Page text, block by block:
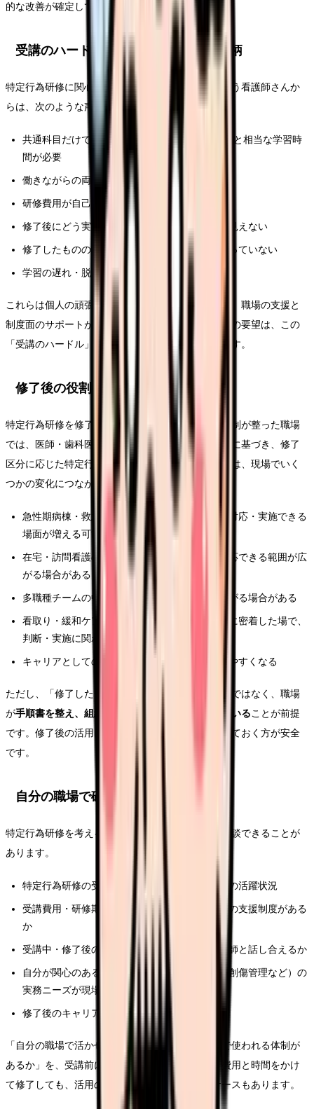
的な改善が確定しているわけではありません。
受講のハードルとして現場で挙がる事柄
特定行為研修に関心はあっても踏み切れない、という看護師さんか
らは、次のような声がよく挙がります。
共通科目だけで250時間程度、区分別もあわせると相当な学習時
間が必要
働きながらの両立が体力的・精神的に厳しい
研修費用が自己負担になる場合の経済的負担
修了後にどう実務に活かせるか、職場の構想が見えない
修了したものの、組織内で活用ポジションが整っていない
学習の遅れ・脱落への不安
これらは個人の頑張りだけで乗り越える話ではなく、職場の支援と
制度面のサポートが必要な領域です。日本看護協会の要望は、この
「受講のハードル」を組織的に下げる方向の動きです。
修了後の役割と、キャリアへの影響
特定行為研修を修了した看護師は、手順書と組織体制が整った職場
では、医師・歯科医師があらかじめ作成した手順書に基づき、修了
区分に応じた特定行為を担う場合があります。これは、現場でいく
つかの変化につながる場合があります。
急性期病棟・救急・ICU で、手順書の範囲内で対応・実施できる
場面が増える可能性がある
在宅・訪問看護の場面で、手順書に基づいて対応できる範囲が広
がる場合がある
多職種チームの中で、看護師が担える役割が広がる場合がある
看取り・緩和ケアなど、患者さん・家族の生活に密着した場で、
判断・実施に関わる場面が増える可能性がある
キャリアとしての専門性が、形として認められやすくなる
ただし、「修了したら自動的に役割が増える」わけではなく、職場
が手順書を整え、組織として活用する体制を持っている ことが前提
です。修了後の活用は、受講前から職場と話し合っておく方が安全
です。
自分の職場で確認できること
特定行為研修を考えるなら、自分の職場で確認・相談できることが
あります。
特定行為研修の受講者が既にいるか、いる場合の活躍状況
受講費用・研修期間の勤務調整について、職場の支援制度がある
か
受講中・修了後の役割について、看護部長・医師と話し合えるか
自分が関心のある区分（呼吸器、栄養・水分、創傷管理など）の
実務ニーズが現場にあるか
修了後のキャリアパス・配置についての構想
「自分の職場で活かせるか」「学んだことが組織で使われる体制が
あるか」を、受講前に確認することが大切です。費用と時間をかけ
て修了しても、活用の場がないと結びつかないケースもあります。